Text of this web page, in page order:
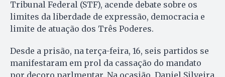
Tribunal Federal (STF), acende debate sobre os
limites da liberdade de expressão, democracia e
limite de atuação dos Três Poderes.
Desde a prisão, na terça-feira, 16, seis partidos se
manifestaram em prol da cassação do mandato